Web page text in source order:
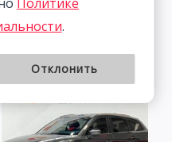
2 291 800₽
.
Отклонить